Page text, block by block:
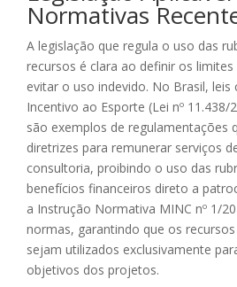
Normativas
A legislação que regula o uso das
recursos é clara ao definir os
evitar o uso indevido. No Brasil, leis
Incentivo ao Esporte (Lei nº 11.438/
são exemplos de regulamentações
diretrizes para remunerar serviços
consultoria, proibindo o uso das
benefícios financeiros direto a
a Instrução Normativa MINC nº 1/
normas, garantindo que os
sejam utilizados exclusivamente
objetivos dos projetos.